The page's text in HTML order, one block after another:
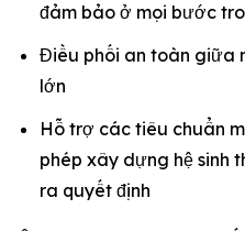
đảm bảo ở mọi bước
Điều phối an toàn giữa
lớn
Hỗ trợ các tiêu chuẩn
phép xây dựng hệ sinh
ra quyết định